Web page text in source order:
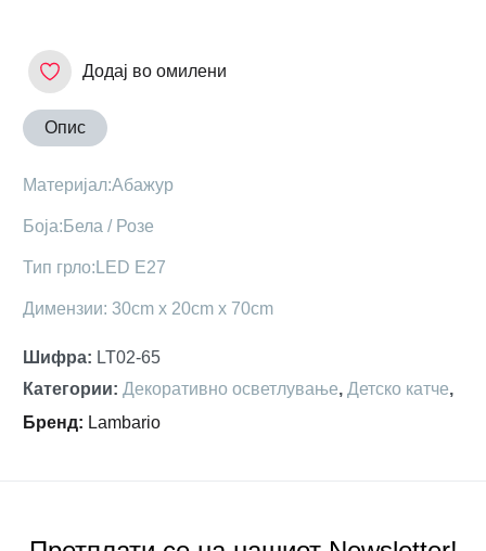
Додај во омилени
Опис
Материјал:Абажур
Боја:Бела / Розе
Тип грло:LED E27
Димензии: 30cm x 20cm x 70cm
Шифра: LT02-65
Категории: Декоративно осветлување, Детскo катче,
Бренд: Lambario